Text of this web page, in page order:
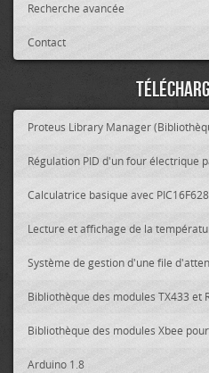
Recherche avancée
Contact
Proteus Library Manager
Régulation PID d'un four électrique
Calculatrice basique avec
Lecture et affichage de la
Système de gestion d'une file
Bibliothèque des modules TX433 et
Bibliothèque des modules Xbee pour
Arduino 1.8